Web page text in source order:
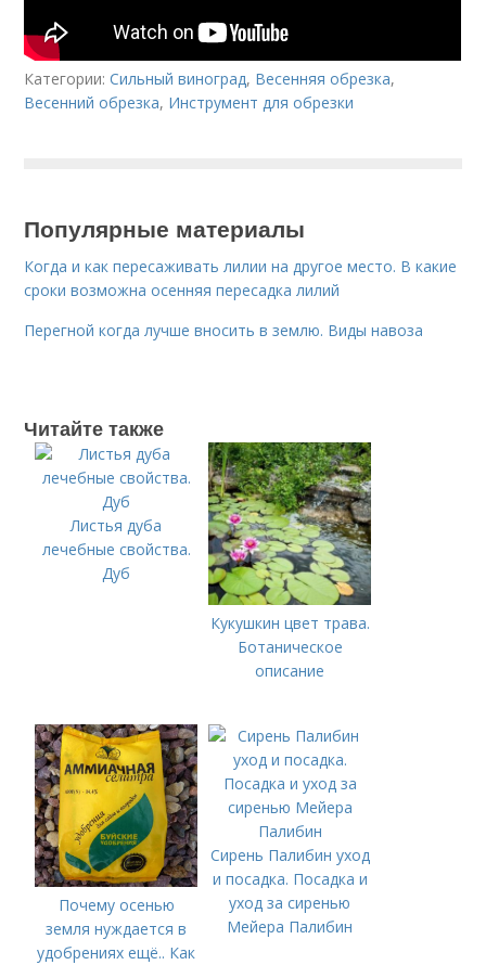
Категории:Сильный виноград, Весенняя обрезка,
Весенний обрезка, Инструмент для обрезки
Популярные материалы
Когда и как пересаживать лилии на другое место. В какие
сроки возможна осенняя пересадка лилий
Перегной когда лучше вносить в землю. Виды навоза
Читайте также
Листья дуба
лечебные свойства.
Дуб
Кукушкин цвет трава.
Ботаническое
описание
Почему осенью
земля нуждается в
удобрениях ещё.. Как
Сирень Палибин уход
и посадка. Посадка и
уход за сиренью
Мейера Палибин